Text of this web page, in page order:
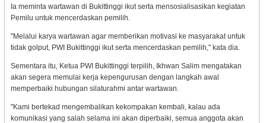
Ia meminta wartawan di Bukittinggi ikut serta mensosialisasikan kegiatan
Pemilu untuk mencerdaskan pemilih.
"Melalui karya wartawan agar memberikan motivasi ke masyarakat untuk
tidak golput, PWI Bukittinggi ikut serta mencerdaskan pemilih," kata dia.
Sementara itu, Ketua PWI Bukittinggi terpilih, Ikhwan Salim mengatakan
akan segera memulai kerja kepengurusan dengan langkah awal
memperbaiki hubungan silaturahmi antar wartawan.
"Kami bertekad mengembalikan kekompakan kembali, kalau ada
komunikasi yang salah selama ini akan diperbaiki, semua anggota akan